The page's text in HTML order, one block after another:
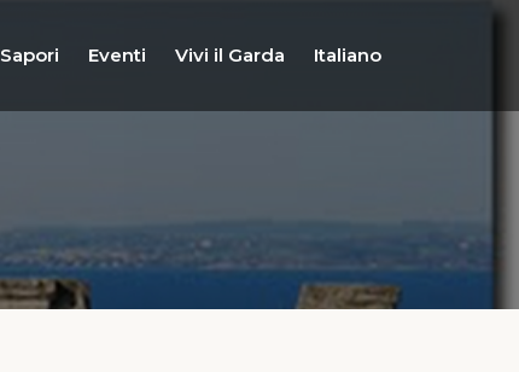
Sapori Eventi Vivi il Garda Italiano